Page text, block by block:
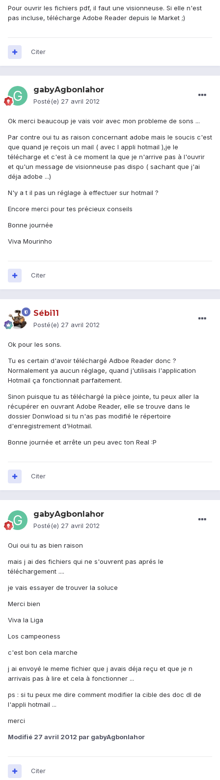
Pour ouvrir les fichiers pdf, il faut une visionneuse. Si elle n'est
pas incluse, télécharge Adobe Reader depuis le Market ;)
Citer
gabyAgbonlahor
Posté(e) 27 avril 2012
Ok merci beaucoup je vais voir avec mon probleme de sons ...
Par contre oui tu as raison concernant adobe mais le soucis c'est
que quand je reçois un mail ( avec l appli hotmail ),je le
télécharge et c'est à ce moment la que je n'arrive pas à l'ouvrir
et qu'un message de visionneuse pas dispo ( sachant que j'ai
déja adobe ...)
N'y a t il pas un réglage à effectuer sur hotmail ?
Encore merci pour tes précieux conseils
Bonne journée
Viva Mourinho
Citer
Sébi11
Posté(e) 27 avril 2012
Ok pour les sons.
Tu es certain d'avoir téléchargé Adboe Reader donc ?
Normalement ya aucun réglage, quand j'utilisais l'application
Hotmail ça fonctionnait parfaitement.
Sinon puisque tu as téléchargé la pièce jointe, tu peux aller la
récupérer en ouvrant Adobe Reader, elle se trouve dans le
dossier Donwload si tu n'as pas modifié le répertoire
d'enregistrement d'Hotmail.
Bonne journée et arrête un peu avec ton Real :P
Citer
gabyAgbonlahor
Posté(e) 27 avril 2012
Oui oui tu as bien raison
mais j ai des fichiers qui ne s'ouvrent pas aprés le
téléchargement ....
je vais essayer de trouver la soluce
Merci bien
Viva la Liga
Los campeoness
c'est bon cela marche
j ai envoyé le meme fichier que j avais déja reçu et que je n
arrivais pas à lire et cela à fonctionner ...
ps : si tu peux me dire comment modifier la cible des doc dl de
l'appli hotmail ...
merci
Modifié 27 avril 2012 par gabyAgbonlahor
Citer